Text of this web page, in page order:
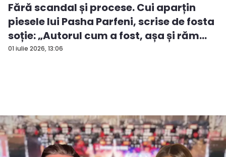
01 iulie 2026, 13:06
Fără scandal și procese. Cui aparțin
piesele lui Pasha Parfeni, scrise de fosta
soție: „Autorul cum a fost, așa și răm...